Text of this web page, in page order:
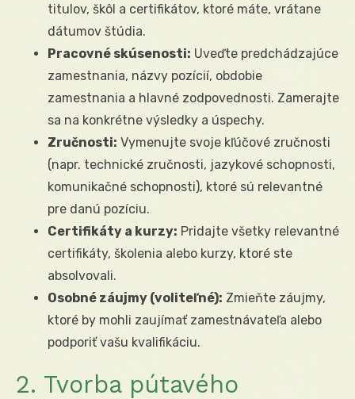
titulov, škôl a certifikátov, ktoré máte, vrátane
dátumov štúdia.
Pracovné skúsenosti: Uveďte predchádzajúce
zamestnania, názvy pozícií, obdobie
zamestnania a hlavné zodpovednosti. Zamerajte
sa na konkrétne výsledky a úspechy.
Zručnosti: Vymenujte svoje kľúčové zručnosti
(napr. technické zručnosti, jazykové schopnosti,
komunikačné schopnosti), ktoré sú relevantné
pre danú pozíciu.
Certifikáty a kurzy: Pridajte všetky relevantné
certifikáty, školenia alebo kurzy, ktoré ste
absolvovali.
Osobné záujmy (voliteľné): Zmieňte záujmy,
ktoré by mohli zaujímať zamestnávateľa alebo
podporiť vašu kvalifikáciu.
2. Tvorba pútavého